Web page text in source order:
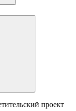
проект